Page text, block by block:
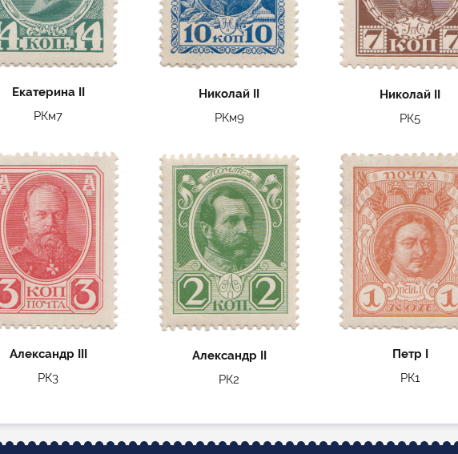
Екатерина II
РКм7
Николай II
РКм9
Николай II
РК5
Александр III
РК3
Александр II
РК2
Петр I
РК1